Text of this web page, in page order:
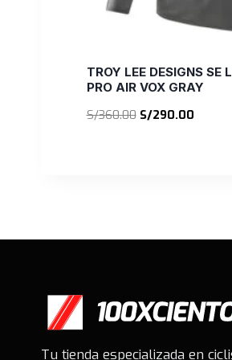
TROY LEE DESIGNS SE
PRO AIR VOX GRAY
S/360.00 El
S/290.00El
Tu tienda especializada en